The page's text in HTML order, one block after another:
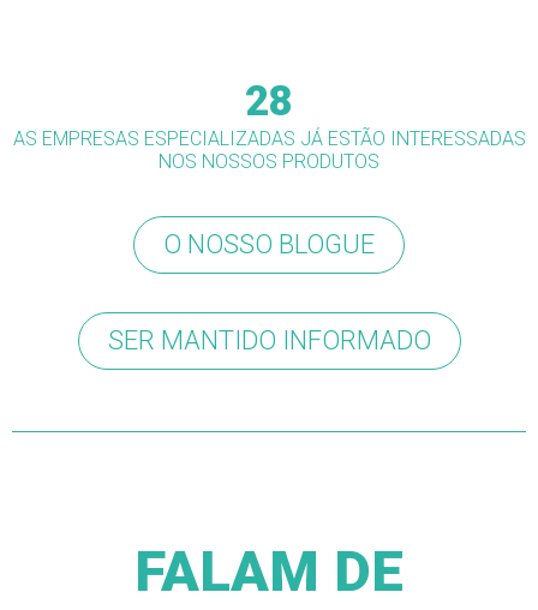
28
AS EMPRESAS ESPECIALIZADAS JÁ ESTÃO INTERESSADAS
NOS NOSSOS PRODUTOS
O NOSSO BLOGUE
SER MANTIDO INFORMADO
FALAM DE